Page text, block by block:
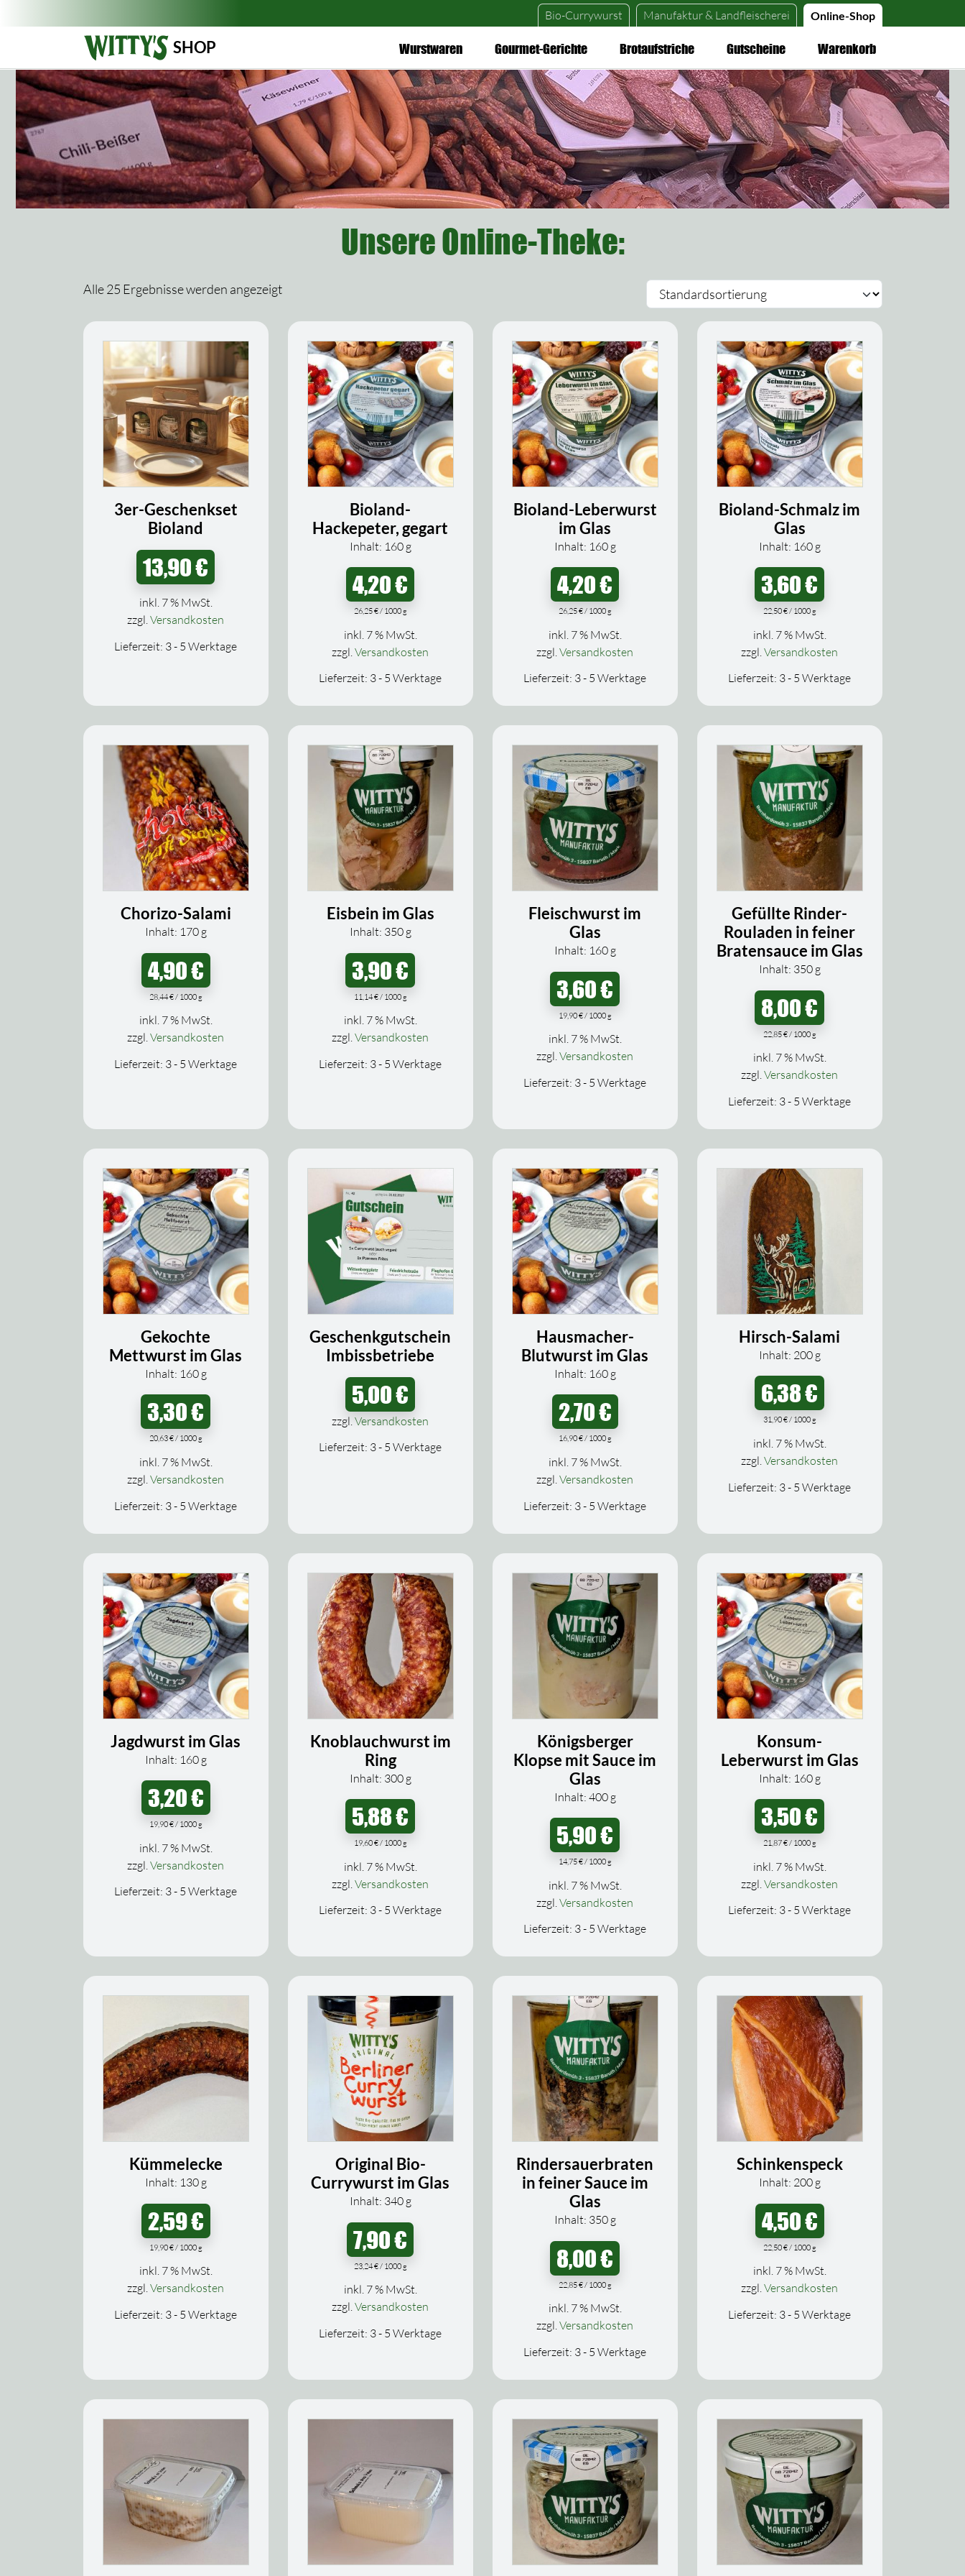
Bio-Currywurst Manufaktur & Landfleischerei Online-Shop
SHOP Wurstwaren Gourmet-Gerichte Brotaufstriche Gutscheine Warenkorb
Unsere Online-Theke:
Alle 25 Ergebnisse werden angezeigt
3er-Geschenkset
Bioland
13,90€
inkl. 7 % MwSt.
zzgl.Versandkosten
Lieferzeit: 3 - 5 Werktage
Bioland-
Hackepeter, gegart
Inhalt: 160 g
4,20€
26,25€/ 1000g
inkl. 7 % MwSt.
zzgl. Versandkosten
Lieferzeit: 3 - 5 Werktage
Bioland-Leberwurst
im Glas
Inhalt: 160 g
4,20€
26,25€/ 1000g
inkl. 7 % MwSt.
zzgl. Versandkosten
Lieferzeit: 3 - 5 Werktage
Bioland-Schmalz im
Glas
Inhalt: 160 g
3,60€
22,50€/ 1000g
inkl. 7 % MwSt.
zzgl. Versandkosten
Lieferzeit: 3 - 5 Werktage
Chorizo-Salami
Inhalt: 170 g
4,90€
28,44€/ 1000g
inkl. 7 % MwSt.
zzgl.Versandkosten
Lieferzeit: 3 - 5 Werktage
Eisbein im Glas
Inhalt: 350 g
3,90€
11,14€/ 1000g
inkl. 7 % MwSt.
zzgl.Versandkosten
Lieferzeit: 3 - 5 Werktage
Fleischwurst im
Glas
Inhalt: 160 g
3,60€
19,90€/ 1000g
inkl. 7 % MwSt.
zzgl.Versandkosten
Lieferzeit: 3 - 5 Werktage
Gefüllte Rinder-
Rouladen in feiner
Bratensauce im Glas
Inhalt: 350 g
8,00€
22,85€/ 1000g
inkl. 7 % MwSt.
zzgl.Versandkosten
Lieferzeit: 3 - 5 Werktage
Gekochte
Mettwurst im Glas
Inhalt: 160 g
3,30€
20,63€/ 1000g
inkl. 7 % MwSt.
zzgl. Versandkosten
Lieferzeit: 3 - 5 Werktage
Geschenkgutschein
Imbissbetriebe
5,00€
zzgl. Versandkosten
Lieferzeit: 3 - 5 Werktage
Hausmacher-
Blutwurst im Glas
Inhalt: 160 g
2,70€
16,90€/ 1000g
inkl. 7 % MwSt.
zzgl. Versandkosten
Lieferzeit: 3 - 5 Werktage
Hirsch-Salami
Inhalt: 200 g
6,38€
31,90€/ 1000g
inkl. 7 % MwSt.
zzgl. Versandkosten
Lieferzeit: 3 - 5 Werktage
Jagdwurst im Glas
Inhalt: 160 g
3,20€
19,90€/ 1000g
inkl. 7 % MwSt.
zzgl. Versandkosten
Lieferzeit: 3 - 5 Werktage
Knoblauchwurst im
Ring
Inhalt: 300 g
5,88€
19,60€/ 1000g
inkl. 7 % MwSt.
zzgl. Versandkosten
Lieferzeit: 3 - 5 Werktage
Königsberger
Klopse mit Sauce im
Glas
Inhalt: 400 g
5,90€
14,75€/ 1000g
inkl. 7 % MwSt.
zzgl. Versandkosten
Lieferzeit: 3 - 5 Werktage
Konsum-
Leberwurst im Glas
Inhalt: 160 g
3,50€
21,87€/ 1000g
inkl. 7 % MwSt.
zzgl. Versandkosten
Lieferzeit: 3 - 5 Werktage
Kümmelecke
Inhalt: 130 g
2,59€
19,90€/ 1000g
inkl. 7 % MwSt.
zzgl.Versandkosten
Lieferzeit: 3 - 5 Werktage
Original Bio-
Currywurst im Glas
Inhalt: 340 g
7,90€
23,24€/ 1000g
inkl. 7 % MwSt.
zzgl.Versandkosten
Lieferzeit: 3 - 5 Werktage
Rindersauerbraten
in feiner Sauce im
Glas
Inhalt: 350 g
8,00€
22,85€/ 1000g
inkl. 7 % MwSt.
zzgl.Versandkosten
Lieferzeit: 3 - 5 Werktage
Schinkenspeck
Inhalt: 200 g
4,50€
22,50€/ 1000g
inkl. 7 % MwSt.
zzgl.Versandkosten
Lieferzeit: 3 - 5 Werktage